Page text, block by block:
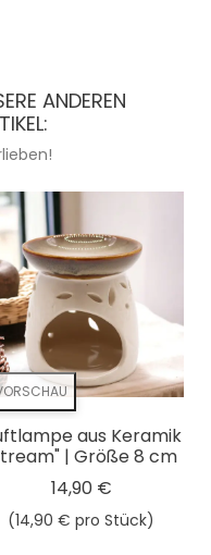
ANDEREN
aus Keramik
| Größe 8 cm
14,90 €
(14,90 € pro Stück)